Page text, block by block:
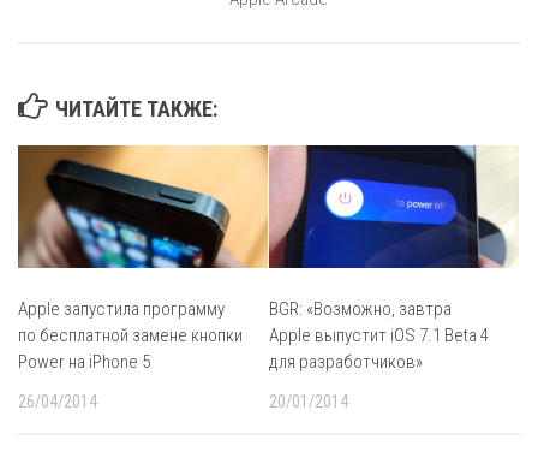
ЧИТАЙТЕ ТАКЖЕ:
Apple запустила программу
по бесплатной замене кнопки
Power на iPhone 5
26/04/2014
BGR: «Возможно, завтра
Apple выпустит iOS 7.1 Beta 4
для разработчиков»
20/01/2014